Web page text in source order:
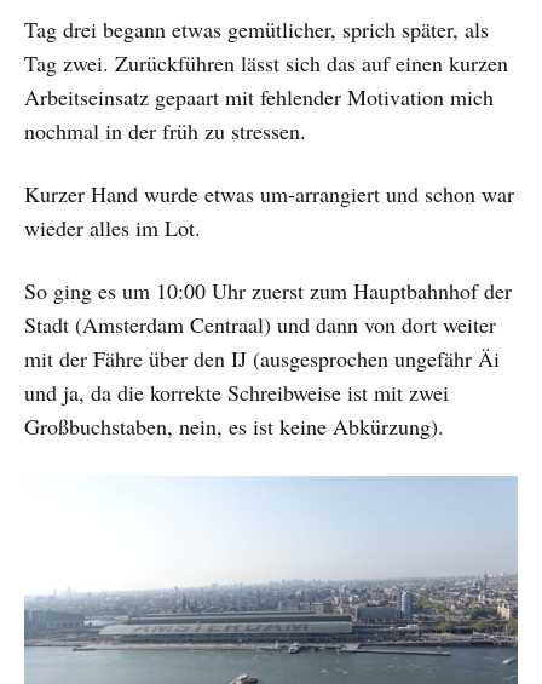
Tag drei begann etwas gemütlicher, sprich später, als
Tag zwei. Zurückführen lässt sich das auf einen kurzen
Arbeitseinsatz gepaart mit fehlender Motivation mich
nochmal in der früh zu stressen.
Kurzer Hand wurde etwas um-arrangiert und schon war
wieder alles im Lot.
So ging es um 10:00 Uhr zuerst zum Hauptbahnhof der
Stadt (Amsterdam Centraal) und dann von dort weiter
mit der Fähre über den IJ (ausgesprochen ungefähr Äi
und ja, da die korrekte Schreibweise ist mit zwei
Großbuchstaben, nein, es ist keine Abkürzung).